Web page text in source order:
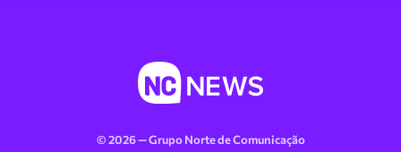
© 2026 — Grupo Norte de Comunicação